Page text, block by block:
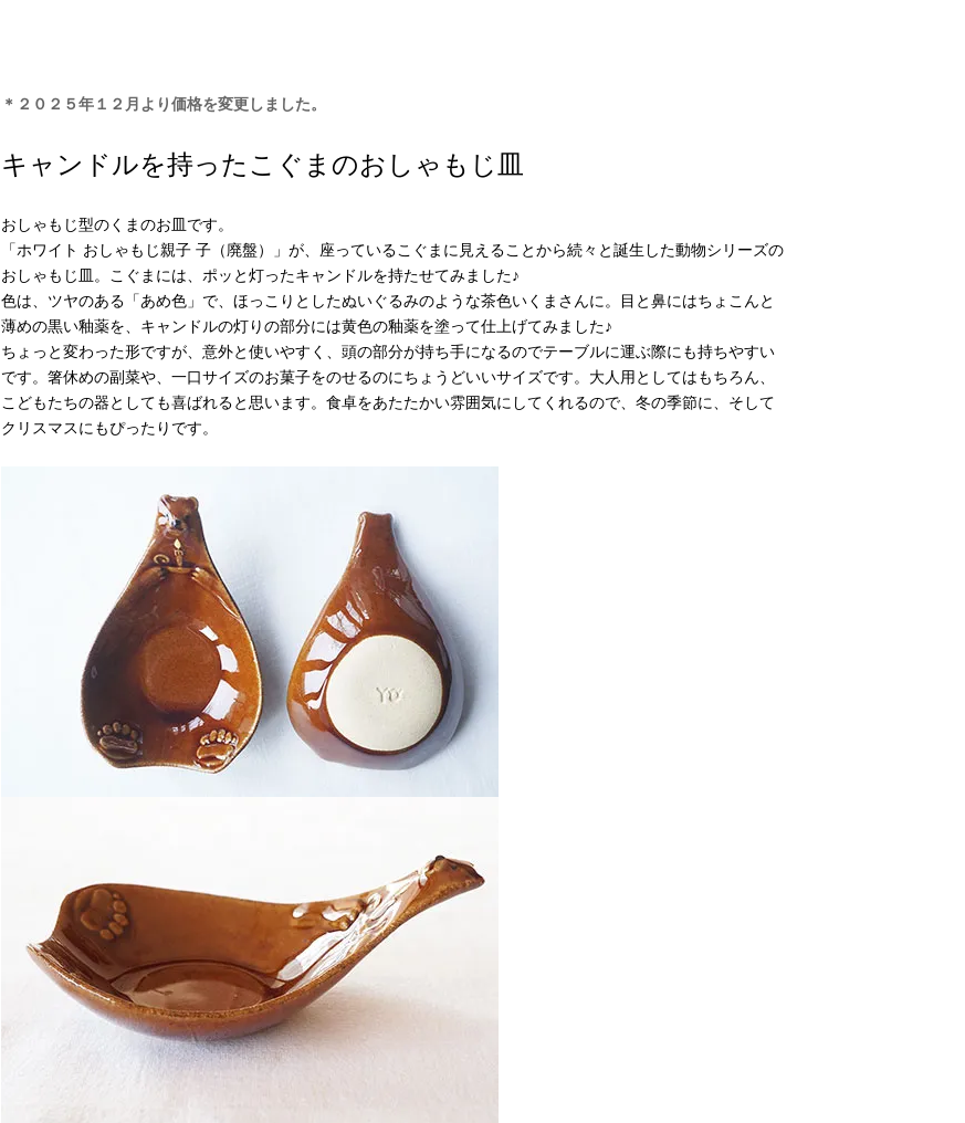
＊２０２５年１２月より価格を変更しました。
キャンドルを持ったこぐまのおしゃもじ皿
おしゃもじ型のくまのお皿です。
「ホワイト おしゃもじ親子 子（廃盤）」が、座っているこぐまに見えることから続々と誕生した動物シリーズの
おしゃもじ皿。こぐまには、ポッと灯ったキャンドルを持たせてみました♪
色は、ツヤのある「あめ色」で、ほっこりとしたぬいぐるみのような茶色いくまさんに。目と鼻にはちょこんと
薄めの黒い釉薬を、キャンドルの灯りの部分には黄色の釉薬を塗って仕上げてみました♪
ちょっと変わった形ですが、意外と使いやすく、頭の部分が持ち手になるのでテーブルに運ぶ際にも持ちやすい
です。箸休めの副菜や、一口サイズのお菓子をのせるのにちょうどいいサイズです。大人用としてはもちろん、
こどもたちの器としても喜ばれると思います。食卓をあたたかい雰囲気にしてくれるので、冬の季節に、そして
クリスマスにもぴったりです。